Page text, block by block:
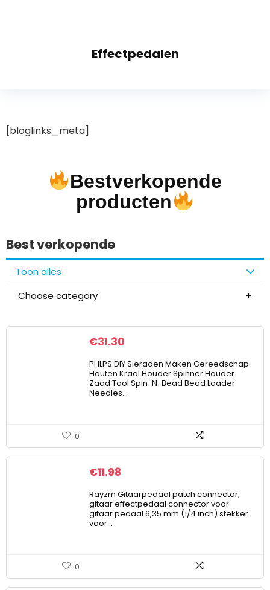
Effectpedalen
[bloglinks_meta]
Bestverkopende
producten
Best verkopende
Toon alles
Choose category
€31.30
PHLPS DIY Sieraden Maken Gereedschap
Houten Kraal Houder Spinner Houder
Zaad Tool Spin-N-Bead Bead Loader
Needles…
0
€11.98
Rayzm Gitaarpedaal patch connector,
gitaar effectpedaal connector voor
gitaar pedaal 6,35 mm (1/4 inch) stekker
voor…
0